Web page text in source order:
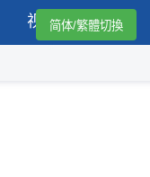
视频简体/繁體切換